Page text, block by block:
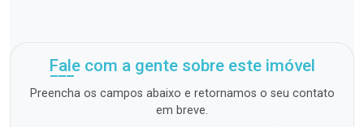
Fale com a gente sobre este imóvel
Preencha os campos abaixo e retornamos o seu contato
em breve.